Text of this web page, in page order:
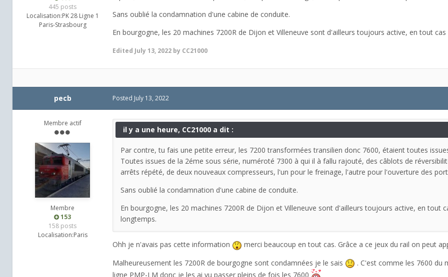
445 posts
Localisation:PK 28 Ligne 1
Paris-Strasbourg
Sans oublié la condamnation d'une cabine de conduite.
En bourgogne, les 20 machines 7200R de Dijon et Villeneuve sont d'ailleurs toujours active, en tout
Edited July 13, 2022 by CC21000
pecb
Membre actif
Membre
153
158 posts
Localisation:Paris
Posted July 13, 2022
il y a une heure, CC21000 a dit :
Par contre, tu fais une petite erreur, les 7200 transformées transilien donc 7600, étaient toutes
Toutes issues de la 2éme sous série, numéroté 7300 à qui il à fallu rajouté, des câblots de
arrêts répété, de deux nouveaux compresseurs, l'un pour le freinage, l'autre pour l'ouverture des
Sans oublié la condamnation d'une cabine de conduite.
En bourgogne, les 20 machines 7200R de Dijon et Villeneuve sont d'ailleurs toujours active, en tout
longtemps.
Ohh je n'avais pas cette information
merci beaucoup en tout cas. Grâce a ce jeux du rail on peut
Malheureusement les 7200R de bourgogne sont condamnées je le sais
. C'est comme les 7600 du
ligne PMP-LM donc je les ai vu passer pleins de fois les 7600